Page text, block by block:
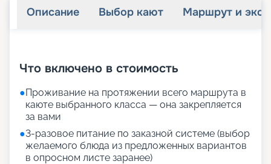
Описание Выбор кают Маршрут и
Что включено в стоимость
●Проживание на протяжении всего маршрута в
каюте выбранного класса — она закрепляется
за вами
●3-разовое питание по заказной системе (выбор
желаемого блюда из предложенных вариантов
в опросном листе заранее)